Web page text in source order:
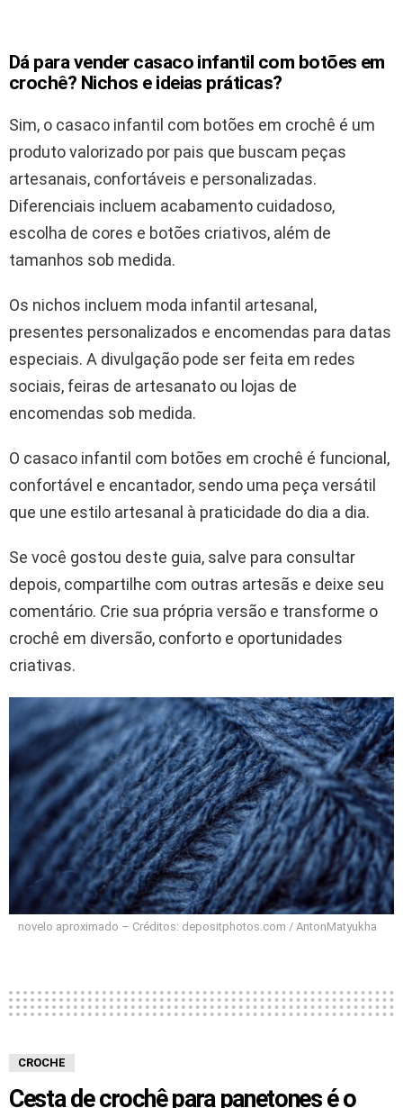
Dá para vender casaco infantil com botões em
crochê? Nichos e ideias práticas?
Sim, o casaco infantil com botões em crochê é um
produto valorizado por pais que buscam peças
artesanais, confortáveis e personalizadas.
Diferenciais incluem acabamento cuidadoso,
escolha de cores e botões criativos, além de
tamanhos sob medida.
Os nichos incluem moda infantil artesanal,
presentes personalizados e encomendas para datas
especiais. A divulgação pode ser feita em redes
sociais, feiras de artesanato ou lojas de
encomendas sob medida.
O casaco infantil com botões em crochê é funcional,
confortável e encantador, sendo uma peça versátil
que une estilo artesanal à praticidade do dia a dia.
Se você gostou deste guia, salve para consultar
depois, compartilhe com outras artesãs e deixe seu
comentário. Crie sua própria versão e transforme o
crochê em diversão, conforto e oportunidades
criativas.
novelo aproximado – Créditos: depositphotos.com / AntonMatyukha
CROCHE
Cesta de crochê para panetones é o